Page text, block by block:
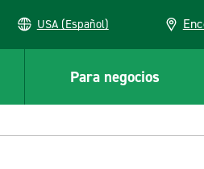
USA (Español)
Para negocios